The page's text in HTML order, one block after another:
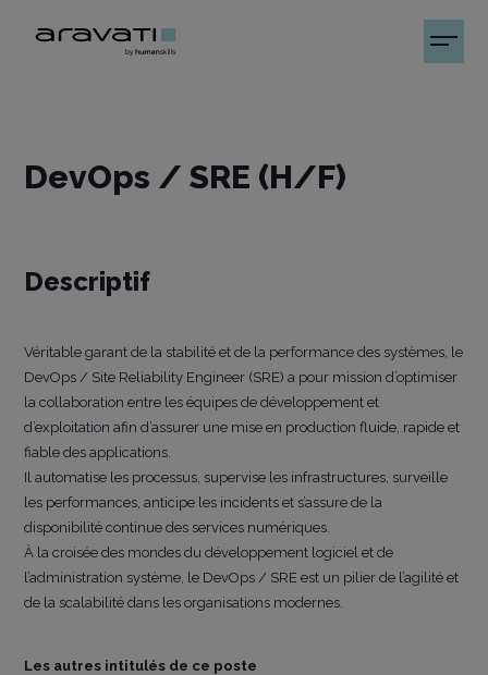
DevOps / SRE (H/F)
Descriptif
Véritable garant de la stabilité et de la performance des systèmes, le
DevOps / Site Reliability Engineer (SRE) a pour mission d’optimiser
la collaboration entre les équipes de développement et
d’exploitation afin d’assurer une mise en production fluide, rapide et
fiable des applications.
Il automatise les processus, supervise les infrastructures, surveille
les performances, anticipe les incidents et s’assure de la
disponibilité continue des services numériques.
À la croisée des mondes du développement logiciel et de
l’administration système, le DevOps / SRE est un pilier de l’agilité et
de la scalabilité dans les organisations modernes.
Les autres intitulés de ce poste